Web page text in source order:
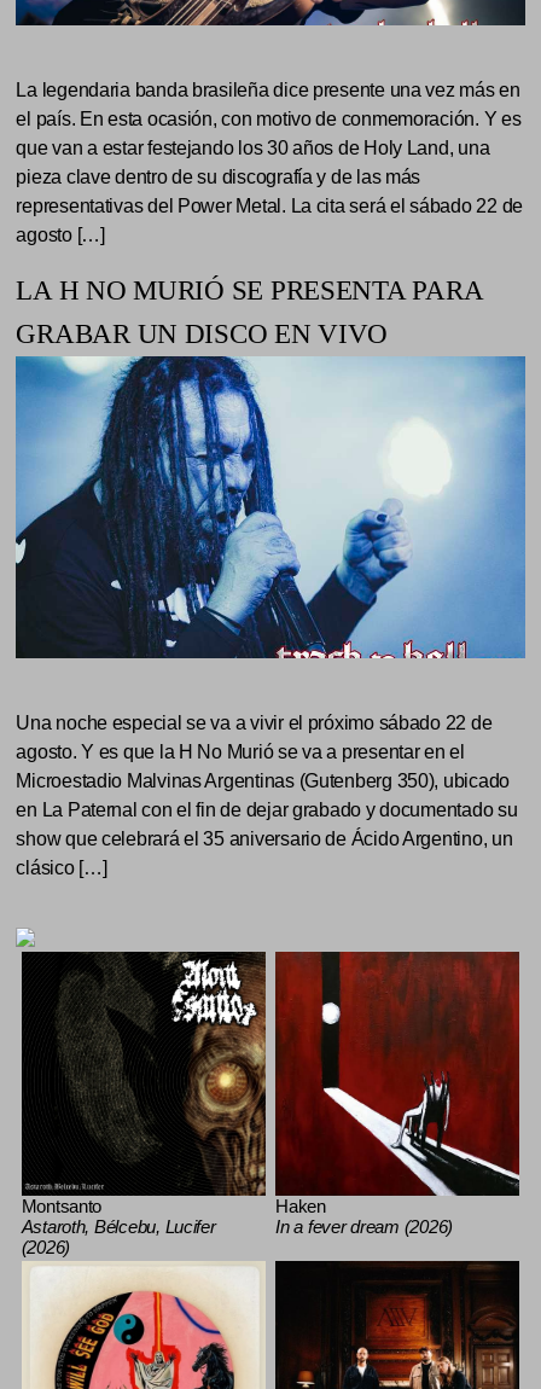
La legendaria banda brasileña dice presente una vez más en
el país. En esta ocasión, con motivo de conmemoración. Y es
que van a estar festejando los 30 años de Holy Land, una
pieza clave dentro de su discografía y de las más
representativas del Power Metal. La cita será el sábado 22 de
agosto […]
LA H NO MURIÓ SE PRESENTA PARA
GRABAR UN DISCO EN VIVO
Una noche especial se va a vivir el próximo sábado 22 de
agosto. Y es que la H No Murió se va a presentar en el
Microestadio Malvinas Argentinas (Gutenberg 350), ubicado
en La Paternal con el fin de dejar grabado y documentado su
show que celebrará el 35 aniversario de Ácido Argentino, un
clásico […]
Montsanto
Astaroth, Bélcebu, Lucifer
(2026)
Haken
In a fever dream (2026)